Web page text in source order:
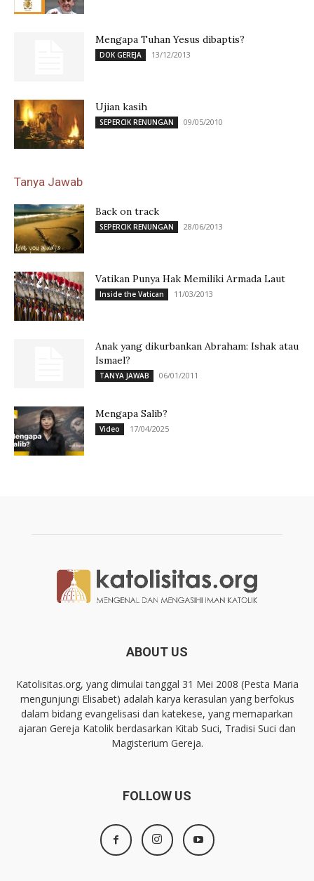
Mengapa Tuhan Yesus dibaptis?
DOK GEREJA 13/12/2013
Ujian kasih
SEPERCIK RENUNGAN 09/05/2010
Tanya Jawab
Back on track
SEPERCIK RENUNGAN 28/06/2013
Vatikan Punya Hak Memiliki Armada Laut
Inside the Vatican 11/03/2013
Anak yang dikurbankan Abraham: Ishak atau
Ismael?
TANYA JAWAB 06/01/2011
Mengapa Salib?
Video 17/04/2025
ABOUT US
Katolisitas.org, yang dimulai tanggal 31 Mei 2008 (Pesta Maria
mengunjungi Elisabet) adalah karya kerasulan yang berfokus
dalam bidang evangelisasi dan katekese, yang memaparkan
ajaran Gereja Katolik berdasarkan Kitab Suci, Tradisi Suci dan
Magisterium Gereja.
FOLLOW US